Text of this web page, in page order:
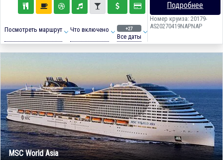
Посмотреть маршрут Что включено +27
Все даты
Подробнее
Номер круиза: 20179-
AS20270419NAPNAP
MSC World Asia